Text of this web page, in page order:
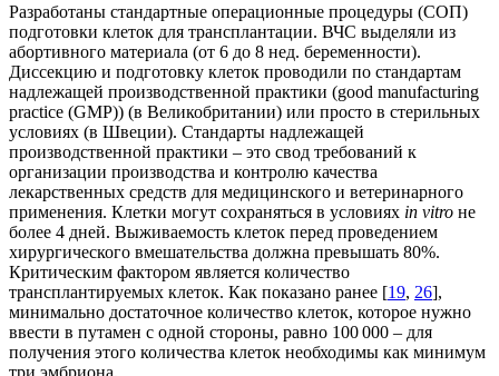
Разработаны стандартные операционные процедуры (СОП)
подготовки клеток для трансплантации. ВЧС выделяли из
абортивного материала (от 6 до 8 нед. беременности).
Диссекцию и подготовку клеток проводили по стандартам
надлежащей производственной практики (good manufacturing
practice (GMP)) (в Великобритании) или просто в стерильных
условиях (в Швеции). Стандарты надлежащей
производственной практики – это свод требований к
организации производства и контролю качества
лекарственных средств для медицинского и ветеринарного
применения. Клетки могут сохраняться в условиях in vitro не
более 4 дней. Выживаемость клеток перед проведением
хирургического вмешательства должна превышать 80%.
Критическим фактором является количество
трансплантируемых клеток. Как показано ранее [19, 26],
минимально достаточное количество клеток, которое нужно
ввести в путамен с одной стороны, равно 100 000 – для
получения этого количества клеток необходимы как минимум
три эмбриона.